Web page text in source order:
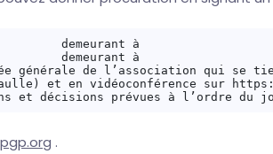
demeurant à
demeurant à
générale de l’association qui se
et en vidéoconférence sur
.